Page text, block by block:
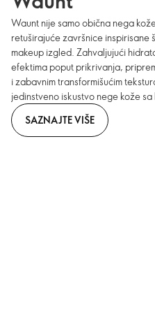
Waunt nije samo obična nega
retuširajuće završnice inspirisane
makeup izgled. Zahvaljujući
efektima poput prikrivanja,
i zabavnim transformišućim
jedinstveno iskustvo nege kože
SAZNAJTE VIŠE